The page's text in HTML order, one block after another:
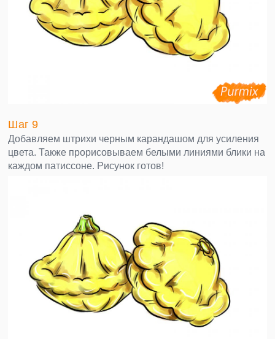
Шаг 9
Добавляем штрихи черным карандашом для усиления
цвета. Также прорисовываем белыми линиями блики на
каждом патиссоне. Рисунок готов!